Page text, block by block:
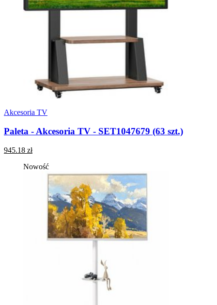
Akcesoria TV
Paleta - Akcesoria TV - SET1047679 (63 szt.)
945.18 zł
Nowość